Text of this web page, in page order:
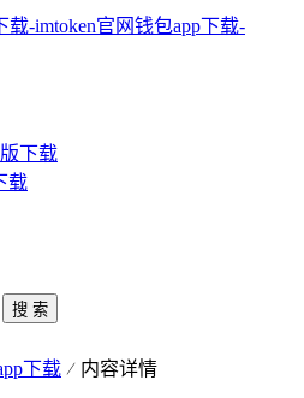
下载
载
搜 索
下载 内容详情